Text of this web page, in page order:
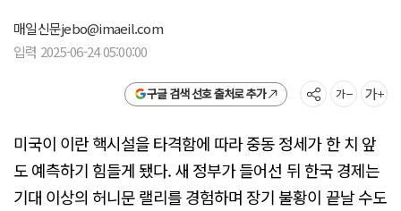
매일신문jebo@imaeil.com
입력 2025-06-24 05:00:00
구글 검색 선호 출처로 추가
미국이 이란 핵시설을 타격함에 따라 중동 정세가 한 치 앞
도 예측하기 힘들게 됐다. 새 정부가 들어선 뒤 한국 경제는
기대 이상의 허니문 랠리를 경험하며 장기 불황이 끝날 수도